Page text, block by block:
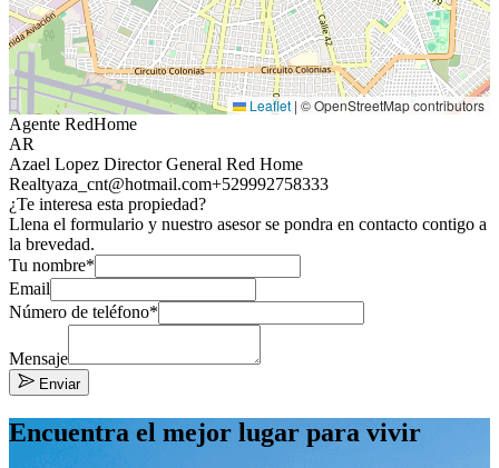
Leaflet | © OpenStreetMap contributors
Agente RedHome
AR
Azael Lopez Director General Red Home
Realtyaza_cnt@hotmail.com+529992758333
¿Te interesa esta propiedad?
Llena el formulario y nuestro asesor se pondra en contacto contigo a
la brevedad.
Tu nombre*
Email
Número de teléfono*
Mensaje
Enviar
Encuentra el mejor lugar para vivir